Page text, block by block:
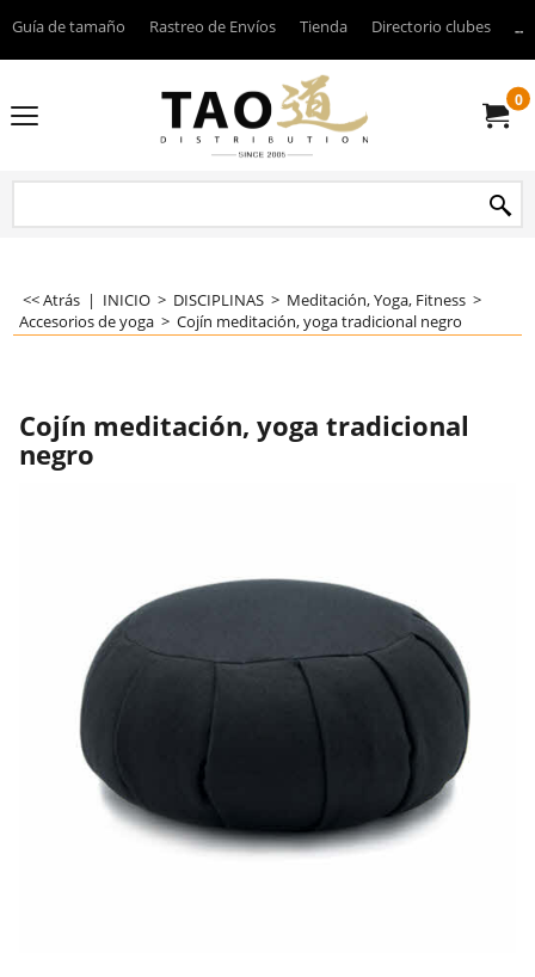
Guía de tamaño Rastreo de Envíos Tienda Directorio clubes
0
<< Atrás | INICIO > DISCIPLINAS > Meditación, Yoga, Fitness >
Accesorios de yoga > Cojín meditación, yoga tradicional negro
Cojín meditación, yoga tradicional
negro